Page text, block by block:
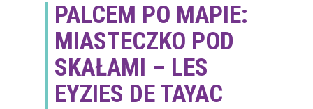
PALCEM PO MAPIE:
MIASTECZKO POD
SKAŁAMI – LES
EYZIES DE TAYAC